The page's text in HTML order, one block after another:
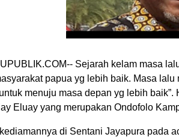
Sejarah kelam masa
papua yg lebih baik. Masa
menuju masa depan yg lebih
Eluay yang merupakan Ondofolo
di Sentani Jayapura pada